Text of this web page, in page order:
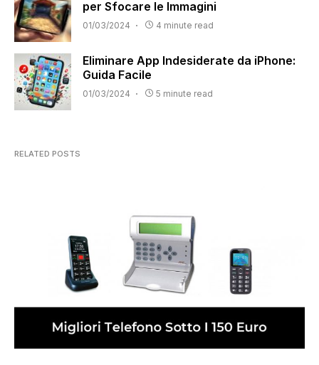
per Sfocare le Immagini
01/03/2024 4 minute read
Eliminare App Indesiderate da iPhone:
Guida Facile
01/03/2024 5 minute read
RELATED POSTS